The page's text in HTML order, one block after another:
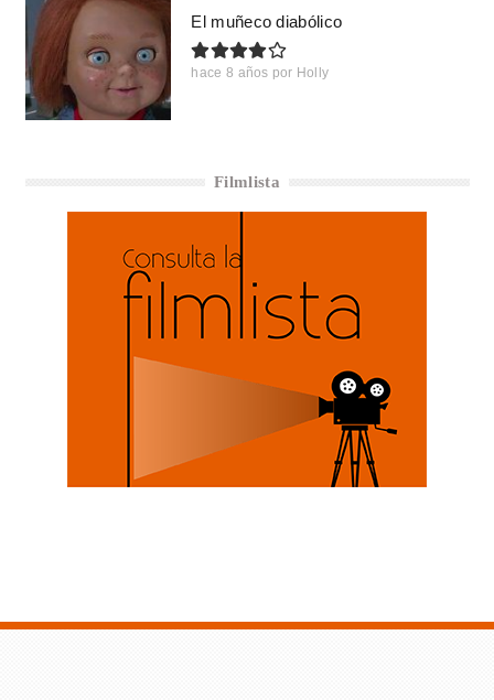
El muñeco diabólico
hace 8 años por Holly
Filmlista